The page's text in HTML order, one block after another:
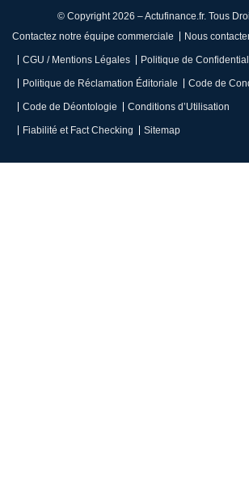
© Copyright 2026 – Actufinance.fr. Tous
Contactez notre équipe commerciale
Nous
CGU / Mentions Légales Politique de
Politique de Réclamation Éditoriale Code de
Code de Déontologie Conditions d’Utilisation
Fiabilité et Fact Checking Sitemap